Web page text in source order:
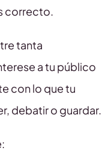
correcto.
tanta
a tu público
con lo que tu
debatir o guardar.